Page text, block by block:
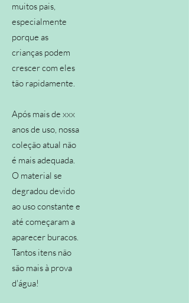
muitos pais,
especialmente
porque as
crianças podem
crescer com eles
tão rapidamente.
Após mais de xxx
anos de uso, nossa
coleção atual não
é mais adequada.
O material se
degradou devido
ao uso constante e
até começaram a
aparecer buracos.
Tantos itens não
são mais à prova
d'água!